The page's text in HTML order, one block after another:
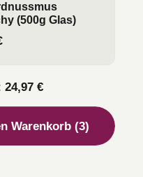
(500g Glas)
24,97 €
Warenkorb (3)